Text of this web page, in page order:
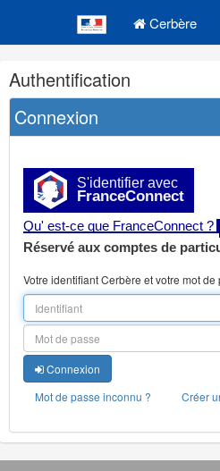
Cerbère
Navigation
et
outils
annexes
Authentification
Connexion
S'identifier avec
FranceConnect
Qu' est-ce que FranceConnect ?
Réservé aux comptes de
Votre identifiant Cerbère et votre mot de
Connexion
Mot de passe inconnu ?
Créer